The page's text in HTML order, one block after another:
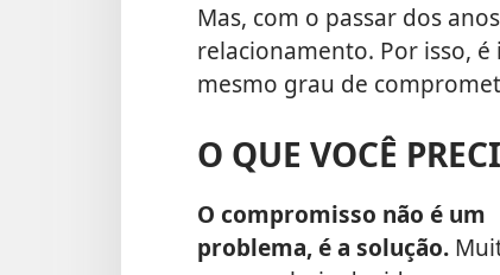
Mas, com o passar dos
relacionamento. Por isso,
mesmo grau de
O QUE VOCÊ
O compromisso não é um
problema, é a solução.